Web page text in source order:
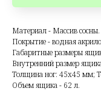
Материал - Массив
Покрытие - водная
Габаритные размеры
Внутренний размер
Толщина ног: 45х45 мм;
Объем ящика - 62 л.